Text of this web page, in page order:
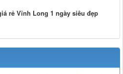
rẻ Vĩnh Long 1 ngày siêu đẹp